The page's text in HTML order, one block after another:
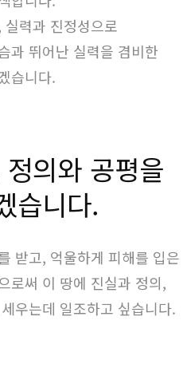
력과 진정성으로
과 뛰어난 실력을 겸비한
습니다.
의와 공평을
습니다.
받고, 억울하게 피해를 입은
로써 이 땅에 진실과 정의,
우는데 일조하고 싶습니다.